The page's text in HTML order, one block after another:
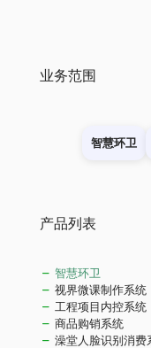
业务范围
智慧环卫
产品列表
智慧环卫
视界微课制作系统
工程项目内控系统
商品购销系统
澡堂人脸识别消费